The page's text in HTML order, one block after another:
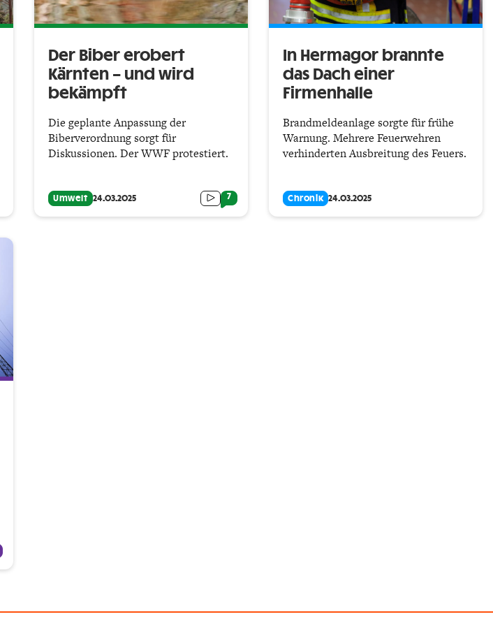
Der Biber erobert
Kärnten – und wird
bekämpft
Die geplante Anpassung der
Biberverordnung sorgt für
Diskussionen. Der WWF protestiert.
Umwelt 24.03.2025 7
In Hermagor brannte
das Dach einer
Firmenhalle
Brandmeldeanlage sorgte für frühe
Warnung. Mehrere Feuerwehren
verhinderten Ausbreitung des Feuers.
Chronik 24.03.2025